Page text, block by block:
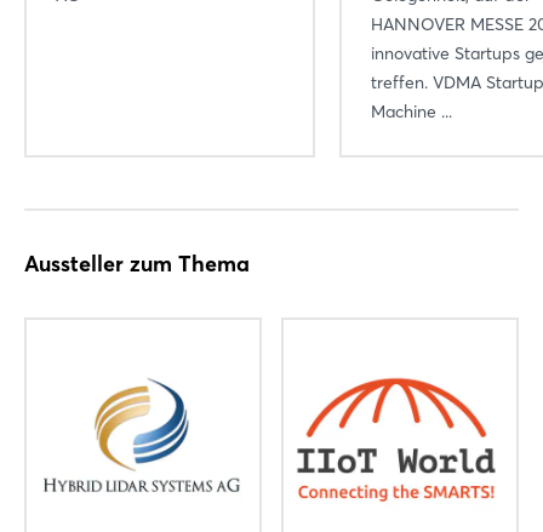
HANNOVER MESSE
innovative Startups
treffen. VDMA
Machine ...
Aussteller zum Thema